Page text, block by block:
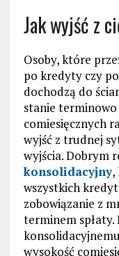
Jak wyjść z
Osoby, które
po kredyty czy
dochodzą do
stanie terminowo
comiesięcznych
wyjść z trudnej
wyjścia. Dobrym
konsolidacyjny,
wszystkich
zobowiązanie z
terminem
wysokość